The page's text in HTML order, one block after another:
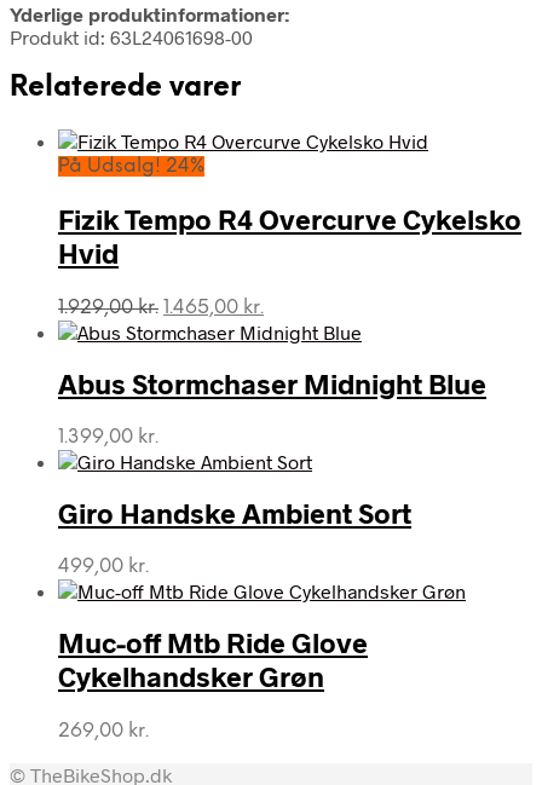
Yderlige produktinformationer:
Produkt id: 63L24061698-00
Relaterede varer
På Udsalg! 24%
Fizik Tempo R4 Overcurve Cykelsko
Hvid
1.929,00kr. Den
oprindelige
var:
1.929,00 kr..
1.465,00 kr.
aktuelle
er:
1.465,00 kr..
Abus Stormchaser Midnight Blue
1.399,00 kr.
Giro Handske Ambient Sort
499,00 kr.
Muc-off Mtb Ride Glove
Cykelhandsker Grøn
269,00 kr.
© TheBikeShop.dk